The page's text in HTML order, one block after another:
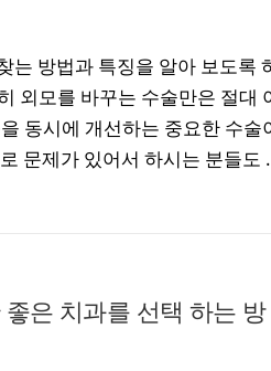
는 방법과 특징을 알아 보도록
외모를 바꾸는 수술만은 절대
동시에 개선하는 중요한 수술
문제가 있어서 하시는 분들도
은 치과를 선택 하는 방